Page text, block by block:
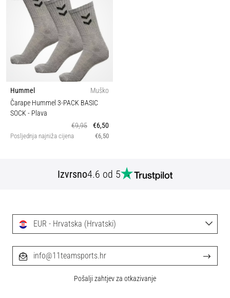
Hummel
Muško
Čarape Hummel 3-PACK BASIC
SOCK- Plava
€9,95
€6,50
Posljednja najniža cijena €6,50
Izvrsno4.6 od 5
EUR - Hrvatska (Hrvatski)
info@11teamsports.hr
Pošalji zahtjev za otkazivanje